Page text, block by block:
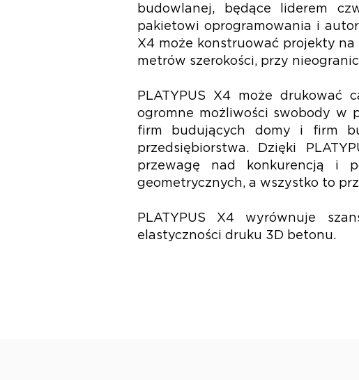
budowlanej, będące liderem
pakietowi oprogramowania i
X4 może konstruować projekty
metrów szerokości, przy
PLATYPUS X4 może
ogromne możliwości swobody w
firm budujących domy i firm
przedsiębiorstwa. Dzięki
przewagę nad konkurencją i
geometrycznych, a wszystko to
PLATYPUS X4 wyrównuje
elastyczności druku 3D betonu.